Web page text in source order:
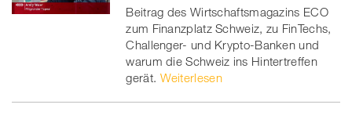
Beitrag des Wirtschaftsmagazins ECO
zum Finanzplatz Schweiz, zu FinTechs,
Challenger- und Krypto-Banken und
warum die Schweiz ins Hintertreffen
gerät. Weiterlesen